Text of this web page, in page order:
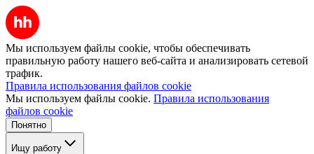
Мы используем файлы cookie, чтобы обеспечивать
правильную работу нашего веб-сайта и анализировать сетевой
трафик.
Правила использования файлов cookie
Мы используем файлы cookie. Правила использования
файлов cookie
Понятно
Ищу работу